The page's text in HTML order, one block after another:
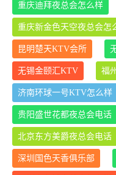
重庆迪拜夜总会怎么样
重庆新金色天空夜总会怎
昆明楚天KTV会所
无锡金颐汇KTV 福
济南环球一号KTV怎么样
贵阳盛世花都夜总会电话
北京东方美爵夜总会电话
深圳国色天香俱乐部